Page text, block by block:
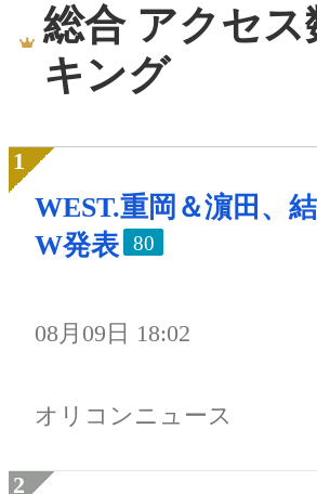
総合 アクセス
キング
WEST.重岡＆濵田、
W発表
80
08月09日 18:02
オリコンニュース